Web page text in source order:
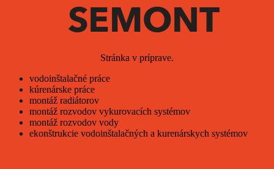
Stránka v príprave.
vodoinštalačné práce
kúrenárske práce
montáž radiátorov
montáž rozvodov vykurovacích systémov
montáž rozvodov vody
ekonštrukcie vodoinštalačných a kurenárskych systémov